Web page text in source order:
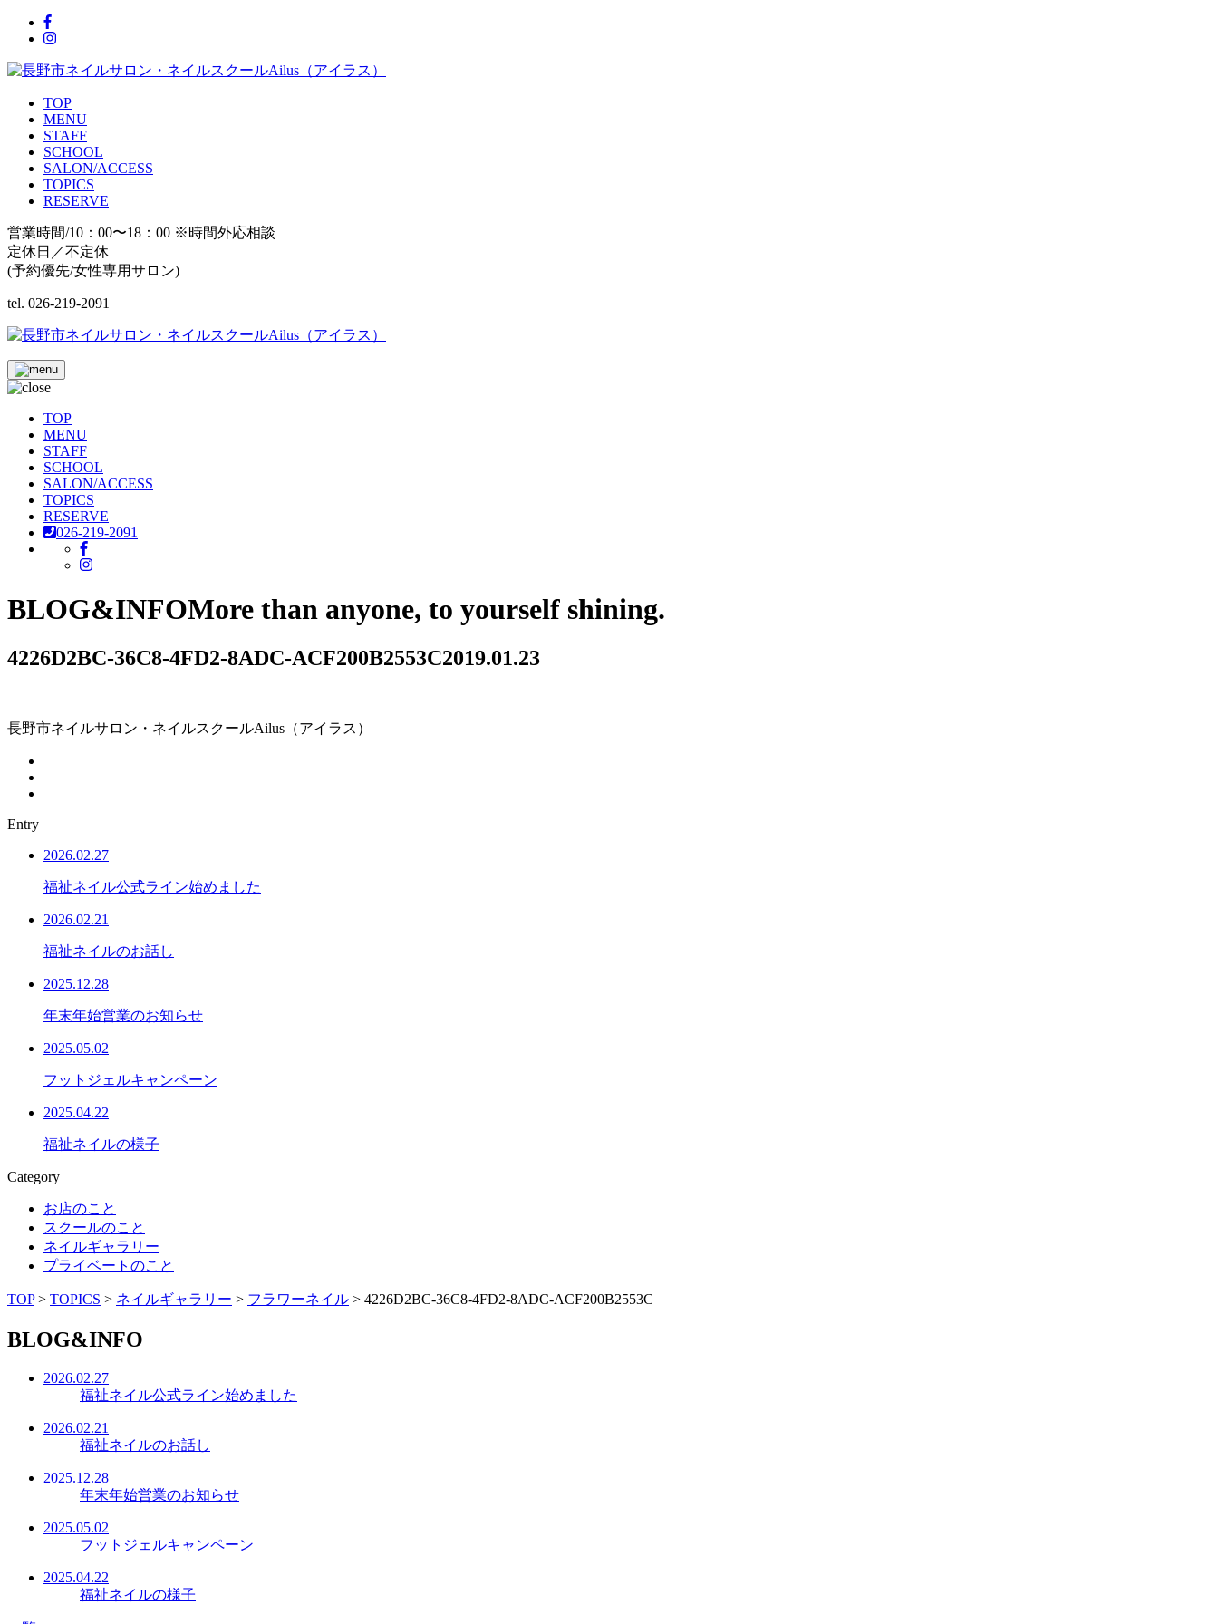
TOP
MENU
STAFF
SCHOOL
SALON/ACCESS
TOPICS
RESERVE
営業時間/10：00〜18：00 ※時間外応相談
定休日／不定休
(予約優先/女性専用サロン)
tel. 026-219-2091
TOP
MENU
STAFF
SCHOOL
SALON/ACCESS
TOPICS
RESERVE
026-219-2091
BLOG&INFOMore than anyone, to yourself shining.
4226D2BC-36C8-4FD2-8ADC-ACF200B2553C2019.01.23
長野市ネイルサロン・ネイルスクールAilus（アイラス）
Entry
2026.02.27
福祉ネイル公式ライン始めました
2026.02.21
福祉ネイルのお話し
2025.12.28
年末年始営業のお知らせ
2025.05.02
フットジェルキャンペーン
2025.04.22
福祉ネイルの様子
Category
お店のこと
スクールのこと
ネイルギャラリー
プライベートのこと
TOP> TOPICS > ネイルギャラリー > フラワーネイル > 4226D2BC-36C8-4FD2-8ADC-ACF200B2553C
BLOG&INFO
2026.02.27
福祉ネイル公式ライン始めました
2026.02.21
福祉ネイルのお話し
2025.12.28
年末年始営業のお知らせ
2025.05.02
フットジェルキャンペーン
2025.04.22
福祉ネイルの様子